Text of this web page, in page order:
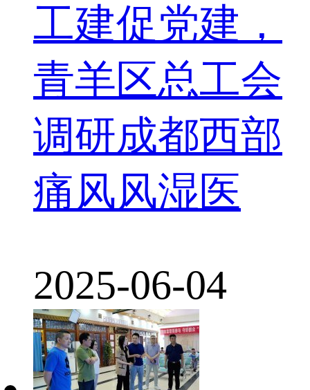
工建促党建，
青羊区总工会
调研成都西部
痛风风湿医
2025-06-04